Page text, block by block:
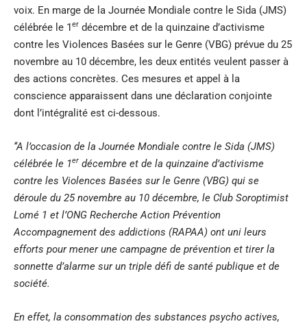
voix. En marge de la Journée Mondiale contre le Sida (JMS)
célébrée le 1er décembre et de la quinzaine d’activisme
contre les Violences Basées sur le Genre (VBG) prévue du 25
novembre au 10 décembre, les deux entités veulent passer à
des actions concrètes. Ces mesures et appel à la
conscience apparaissent dans une déclaration conjointe
dont l’intégralité est ci-dessous.
‘‘A l’occasion de la Journée Mondiale contre le Sida (JMS)
célébrée le 1er décembre et de la quinzaine d’activisme
contre les Violences Basées sur le Genre (VBG) qui se
déroule du 25 novembre au 10 décembre, le Club Soroptimist
Lomé 1 et l’ONG Recherche Action Prévention
Accompagnement des addictions (RAPAA) ont uni leurs
efforts pour mener une campagne de prévention et tirer la
sonnette d’alarme sur un triple défi de santé publique et de
société.
En effet, la consommation des substances psycho actives,